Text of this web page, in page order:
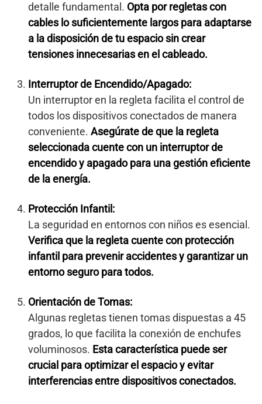
detalle fundamental. Opta por regletas con
cables lo suficientemente largos para adaptarse
a la disposición de tu espacio sin crear
tensiones innecesarias en el cableado.
Interruptor de Encendido/Apagado:
Un interruptor en la regleta facilita el control de
todos los dispositivos conectados de manera
conveniente. Asegúrate de que la regleta
seleccionada cuente con un interruptor de
encendido y apagado para una gestión eficiente
de la energía.
Protección Infantil:
La seguridad en entornos con niños es esencial.
Verifica que la regleta cuente con protección
infantil para prevenir accidentes y garantizar un
entorno seguro para todos.
Orientación de Tomas:
Algunas regletas tienen tomas dispuestas a 45
grados, lo que facilita la conexión de enchufes
voluminosos. Esta característica puede ser
crucial para optimizar el espacio y evitar
interferencias entre dispositivos conectados.